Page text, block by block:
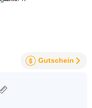
Gutschein